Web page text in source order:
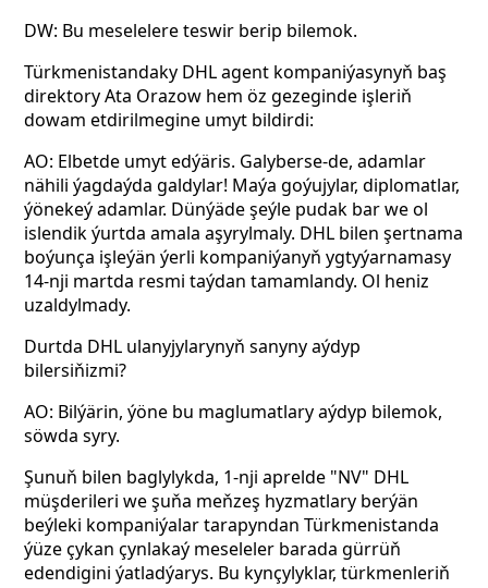
DW: Bu meselelere teswir berip bilemok.
Türkmenistandaky DHL agent kompaniýasynyň baş
direktory Ata Orazow hem öz gezeginde işleriň
dowam etdirilmegine umyt bildirdi:
AO: Elbetde umyt edýäris. Galyberse-de, adamlar
nähili ýagdaýda galdylar! Maýa goýujylar, diplomatlar,
ýönekeý adamlar. Dünýäde şeýle pudak bar we ol
islendik ýurtda amala aşyrylmaly. DHL bilen şertnama
boýunça işleýän ýerli kompaniýanyň ygtyýarnamasy
14-nji martda resmi taýdan tamamlandy. Ol heniz
uzaldylmady.
Durtda DHL ulanyjylarynyň sanyny aýdyp
bilersiňizmi?
AO: Bilýärin, ýöne bu maglumatlary aýdyp bilemok,
söwda syry.
Şunuň bilen baglylykda, 1-nji aprelde "NV" DHL
müşderileri we şuňa meňzeş hyzmatlary berýän
beýleki kompaniýalar tarapyndan Türkmenistanda
ýüze çykan çynlakaý meseleler barada gürrüň
edendigini ýatladýarys. Bu kynçylyklar, türkmenleriň